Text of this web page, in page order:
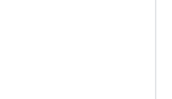
Brilliant Petrol